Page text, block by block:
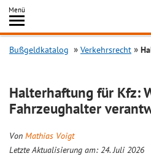
Inhalt
springen
Menü
Bußgeldkatalog Verkehrsrecht
Halterhaftung für Kfz:
Fahrzeughalter
Von Mathias Voigt
Letzte Aktualisierung am: 24. Juli 2026